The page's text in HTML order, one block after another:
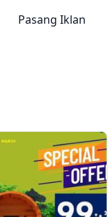
Pasang Iklan